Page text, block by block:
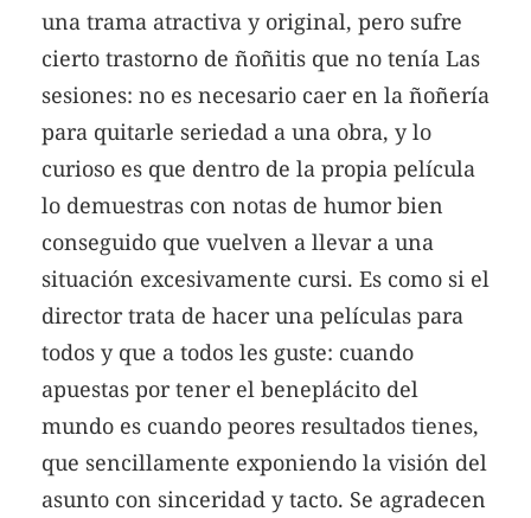
una trama atractiva y original, pero sufre
cierto trastorno de ñoñitis que no tenía Las
sesiones: no es necesario caer en la ñoñería
para quitarle seriedad a una obra, y lo
curioso es que dentro de la propia película
lo demuestras con notas de humor bien
conseguido que vuelven a llevar a una
situación excesivamente cursi. Es como si el
director trata de hacer una películas para
todos y que a todos les guste: cuando
apuestas por tener el beneplácito del
mundo es cuando peores resultados tienes,
que sencillamente exponiendo la visión del
asunto con sinceridad y tacto. Se agradecen